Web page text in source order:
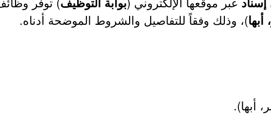
)، وذلك وفقاً للتفاصيل والشروط الموضحة أدناه.
أبها).